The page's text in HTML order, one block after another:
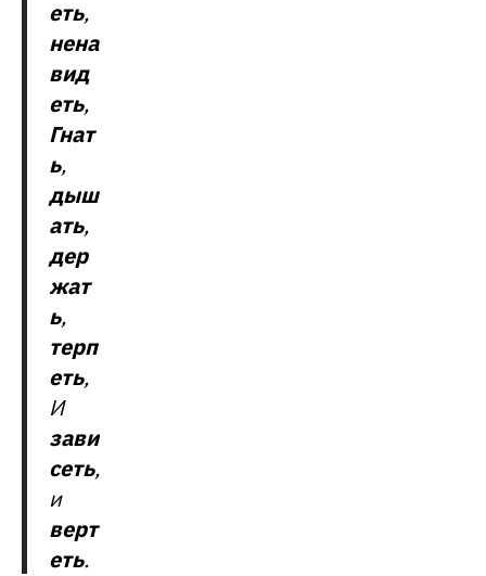
еть,
нена
вид
еть,
Гнат
ь,
дыш
ать,
дер
жат
ь,
терп
еть,
И
зави
сеть,
и
верт
еть.